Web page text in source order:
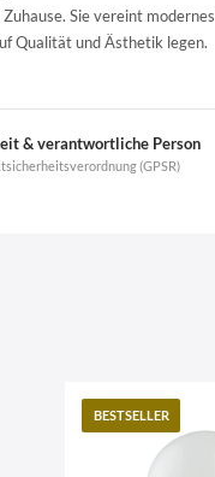
Sie vereint
Qualität und Ästhetik legen.
& verantwortliche Person
(GPSR)
BESTSELLER